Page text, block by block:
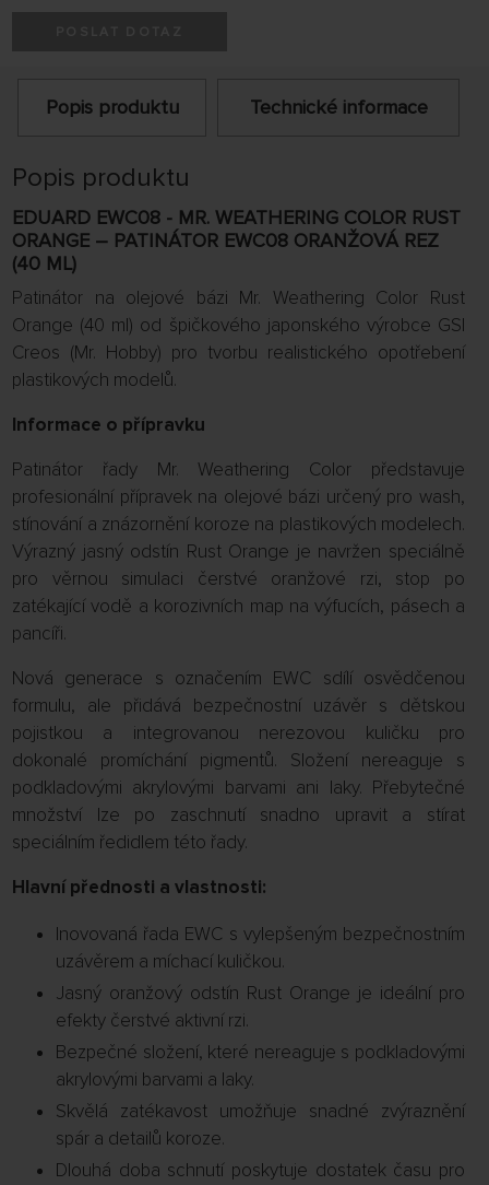
Popis produktu Technické informace
Popis produktu
EDUARD EWC08 - MR. WEATHERING COLOR RUST
ORANGE – PATINÁTOR EWC08 ORANŽOVÁ REZ
(40 ML)
Patinátor na olejové bázi Mr. Weathering Color Rust
Orange (40 ml) od špičkového japonského výrobce GSI
Creos (Mr. Hobby) pro tvorbu realistického opotřebení
plastikových modelů.
Informace o přípravku
Patinátor řady Mr. Weathering Color představuje
profesionální přípravek na olejové bázi určený pro wash,
stínování a znázornění koroze na plastikových modelech.
Výrazný jasný odstín Rust Orange je navržen speciálně
pro věrnou simulaci čerstvé oranžové rzi, stop po
zatékající vodě a korozivních map na výfucích, pásech a
pancíři.
Nová generace s označením EWC sdílí osvědčenou
formulu, ale přidává bezpečnostní uzávěr s dětskou
pojistkou a integrovanou nerezovou kuličku pro
dokonalé promíchání pigmentů. Složení nereaguje s
podkladovými akrylovými barvami ani laky. Přebytečné
množství lze po zaschnutí snadno upravit a stírat
speciálním ředidlem této řady.
Hlavní přednosti a vlastnosti:
Inovovaná řada EWC s vylepšeným bezpečnostním
uzávěrem a míchací kuličkou.
Jasný oranžový odstín Rust Orange je ideální pro
efekty čerstvé aktivní rzi.
Bezpečné složení, které nereaguje s podkladovými
akrylovými barvami a laky.
Skvělá zatékavost umožňuje snadné zvýraznění
spár a detailů koroze.
Dlouhá doba schnutí poskytuje dostatek času pro